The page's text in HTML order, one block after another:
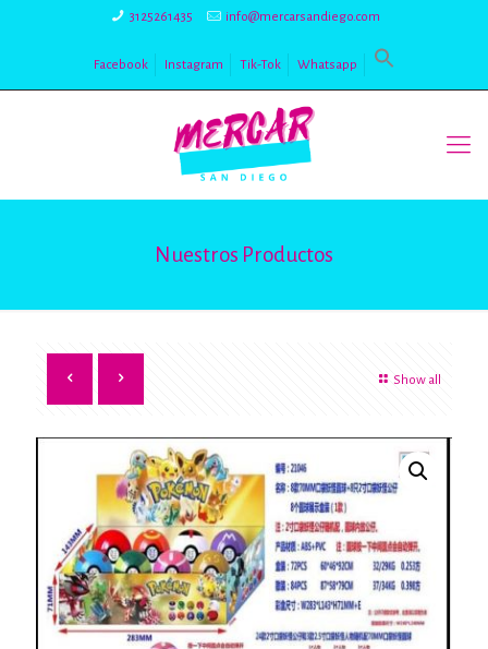
3125261435 info@mercarsandiego.com
Facebook Instagram Tik-Tok Whatsapp
Nuestros Productos
Show all